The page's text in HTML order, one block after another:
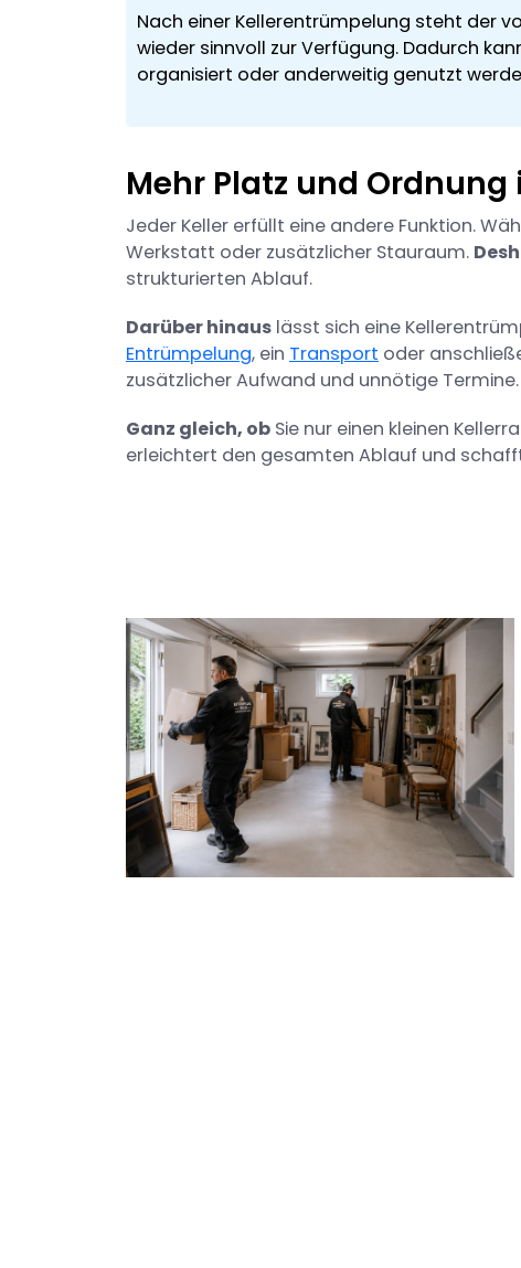
Nach einer Kellerentrümpelung steht der
wieder sinnvoll zur Verfügung. Dadurch
organisiert oder anderweitig genutzt
Mehr Platz und Ordnung
Jeder Keller erfüllt eine andere Funktion.
Werkstatt oder zusätzlicher Stauraum.
strukturierten Ablauf.
Darüber hinaus lässt sich eine
Entrümpelung, ein Transport oder
zusätzlicher Aufwand und unnötige Termine.
Ganz gleich, ob Sie nur einen kleinen
erleichtert den gesamten Ablauf und